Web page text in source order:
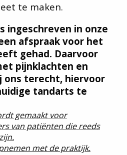
te maken.
ingeschreven in onze
afspraak voor het
gehad. Daarvoor
pijnklachten en
ons terecht, hiervoor
tandarts te
gemaakt voor
van patiënten die reeds
met de praktijk.